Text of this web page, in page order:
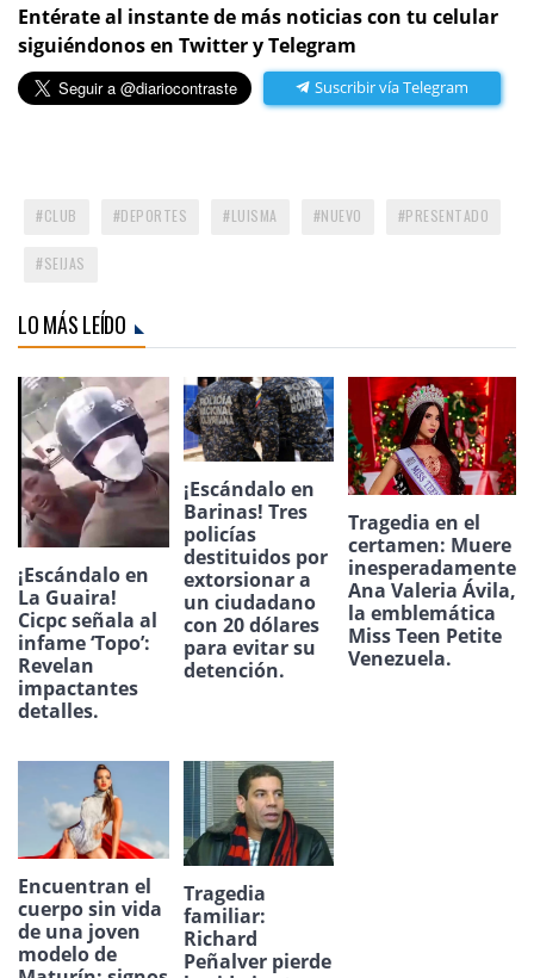
Entérate al instante de más noticias con tu celular
siguiéndonos en Twitter y Telegram
Suscribir vía Telegram
CLUB DEPORTES LUISMA NUEVO PRESENTADO
SEIJAS
LO MÁS LEÍDO
¡Escándalo en
La Guaira!
Cicpc señala al
infame ‘Topo’:
Revelan
impactantes
detalles.
¡Escándalo en
Barinas! Tres
policías
destituidos por
extorsionar a
un ciudadano
con 20 dólares
para evitar su
detención.
Tragedia en el
certamen: Muere
inesperadamente
Ana Valeria Ávila,
la emblemática
Miss Teen Petite
Venezuela.
Encuentran el
cuerpo sin vida
de una joven
modelo de
Tragedia
familiar:
Richard
Peñalver pierde